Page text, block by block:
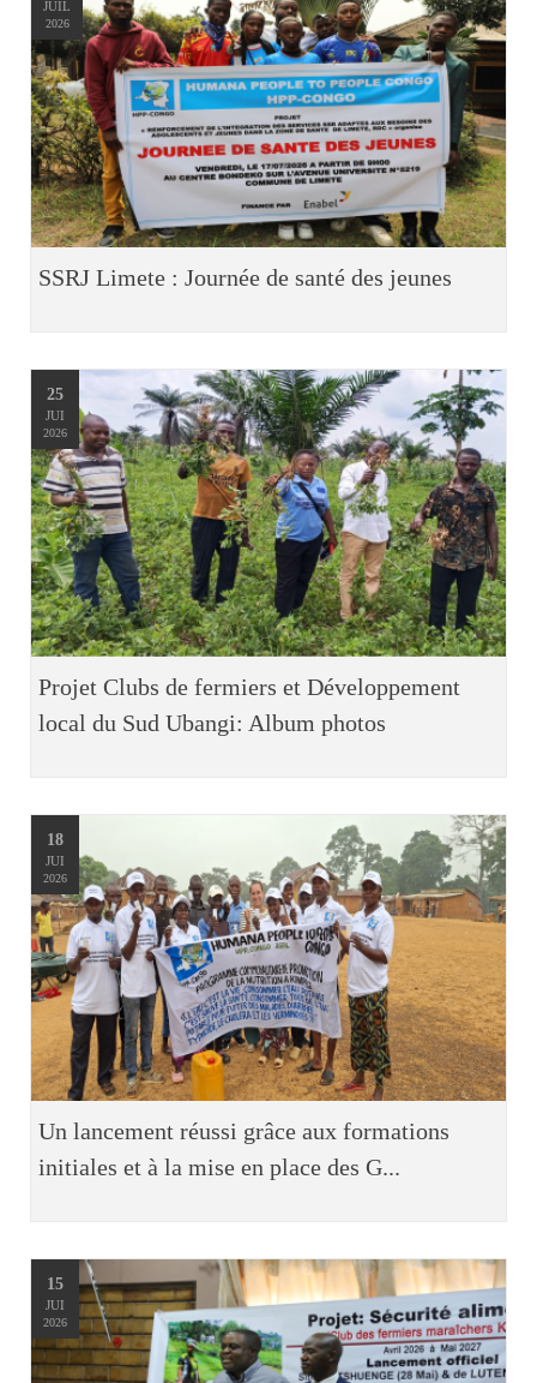
JUIL
2026
SSRJ Limete : Journée de santé des jeunes
25
JUI
2026
Projet Clubs de fermiers et Développement
local du Sud Ubangi: Album photos
18
JUI
2026
Un lancement réussi grâce aux formations
initiales et à la mise en place des G...
15
JUI
2026